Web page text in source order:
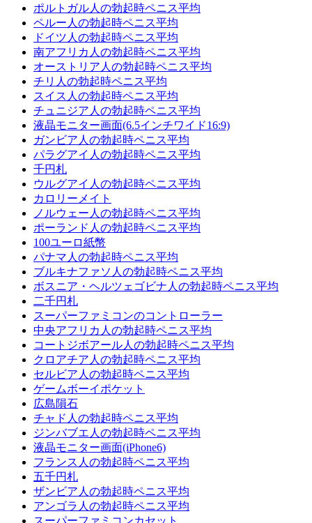
ポルトガル人の勃起時ペニス平均
ペルー人の勃起時ペニス平均
ドイツ人の勃起時ペニス平均
南アフリカ人の勃起時ペニス平均
オーストリア人の勃起時ペニス平均
チリ人の勃起時ペニス平均
スイス人の勃起時ペニス平均
チュニジア人の勃起時ペニス平均
液晶モニター画面(6.5インチワイド16:9)
ガンビア人の勃起時ペニス平均
パラグアイ人の勃起時ペニス平均
千円札
ウルグアイ人の勃起時ペニス平均
カロリーメイト
ノルウェー人の勃起時ペニス平均
ポーランド人の勃起時ペニス平均
100ユーロ紙幣
パナマ人の勃起時ペニス平均
ブルキナファソ人の勃起時ペニス平均
ボスニア・ヘルツェゴビナ人の勃起時ペニス平均
二千円札
スーパーファミコンのコントローラー
中央アフリカ人の勃起時ペニス平均
コー​​トジボアール人の勃起時ペニス平均
クロアチア人の勃起時ペニス平均
セルビア人の勃起時ペニス平均
ゲームボーイポケット
広島隕石
チャド人の勃起時ペニス平均
ジンバブエ人の勃起時ペニス平均
液晶モニター画面(iPhone6)
フランス人の勃起時ペニス平均
五千円札
ザンビア人の勃起時ペニス平均
アンゴラ人の勃起時ペニス平均
スーパーファミコンカセット